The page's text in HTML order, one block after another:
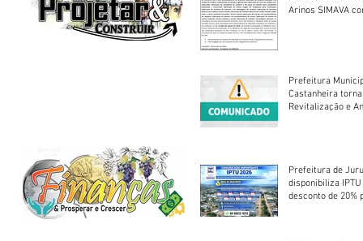
Arinos SIMAVA convoca à
Prefeitura
Castanheira
Revitalização e
Prefeitura de
disponibiliza
desconto de 20%